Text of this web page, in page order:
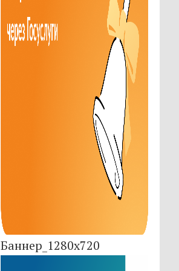
Баннер_1280x720